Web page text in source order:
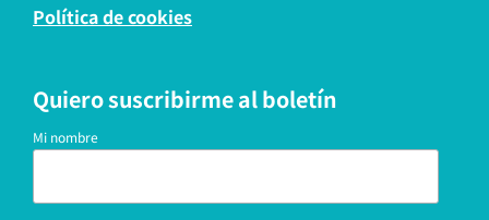
Política de cookies
Quiero suscribirme al boletín
Mi nombre